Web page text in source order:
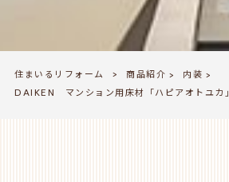
住まいるリフォーム > 商品紹介 > 内装 >
DAIKEN マンション用床材「ハピアオトユカ」